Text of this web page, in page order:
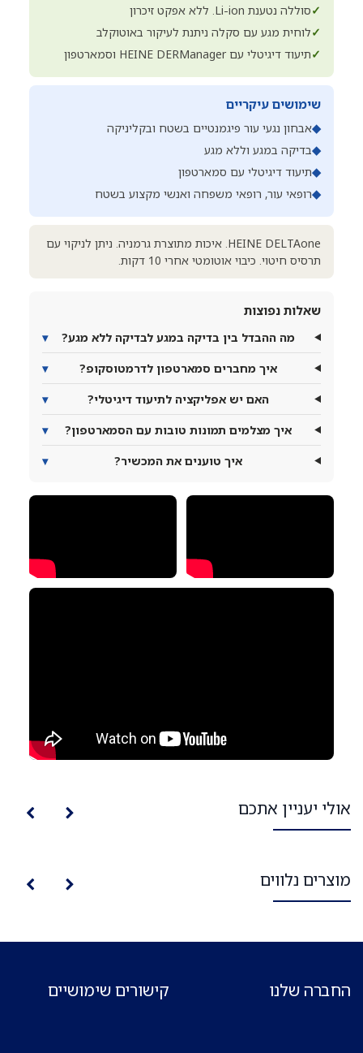
✓סוללה נטענת Li-ion. ללא אפקט זיכרון
✓לוחית מגע עם סקלה ניתנת לעיקור באוטוקלב
✓תיעוד דיגיטלי עם HEINE DERManager וסמארטפון
שימושים עיקריים
◆אבחון נגעי עור פיגמנטיים בשטח ובקליניקה
◆בדיקה במגע וללא מגע
◆תיעוד דיגיטלי עם סמארטפון
◆רופאי עור, רופאי משפחה ואנשי מקצוע בשטח
HEINE DELTAone. איכות מתוצרת גרמניה. ניתן לניקוי עם
תרסיס חיטוי. כיבוי אוטומטי אחרי 10 דקות.
שאלות נפוצות
מה ההבדל בין בדיקה במגע לבדיקה ללא מגע?
▾
איך מחברים סמארטפון לדרמטוסקופ?
▾
האם יש אפליקציה לתיעוד דיגיטלי?
▾
איך מצלמים תמונות טובות עם הסמארטפון?
▾
איך טוענים את המכשיר?
▾
אולי יעניין אתכם
מוצרים נלווים
החברה שלנו קישורים שימושיים